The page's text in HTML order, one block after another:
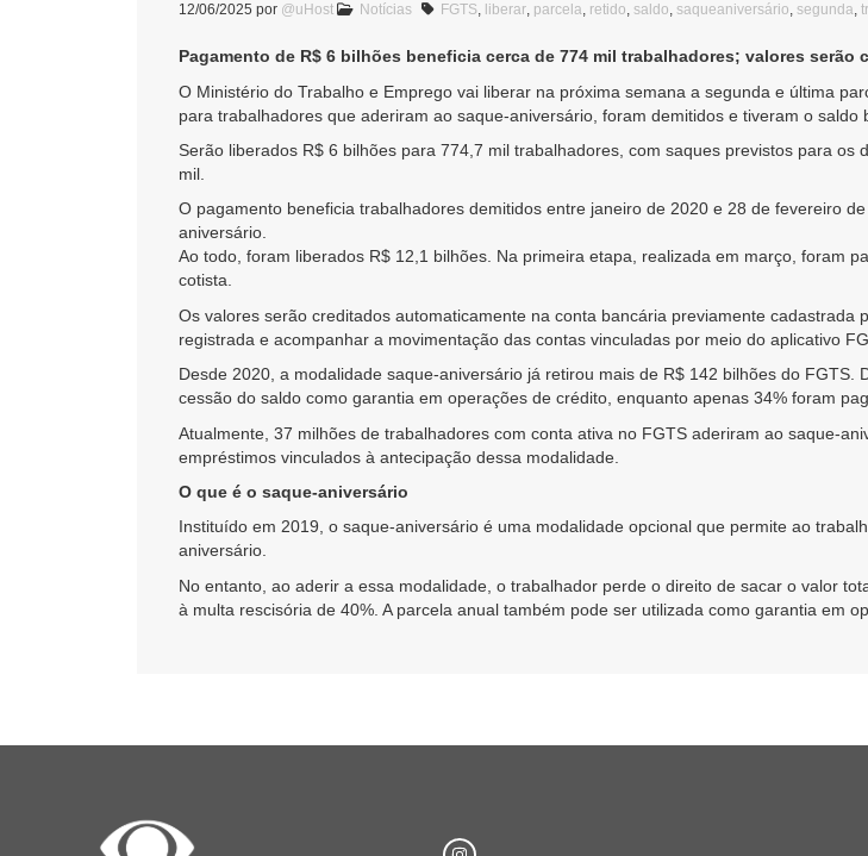
12/06/2025 por @uHost Notícias FGTS, liberar, parcela, retido, saldo, saqueaniversário, segunda,
Pagamento de R$ 6 bilhões beneficia cerca de 774 mil trabalhadores; valores serão
O Ministério do Trabalho e Emprego vai liberar na próxima semana a segunda e última
para trabalhadores que aderiram ao saque-aniversário, foram demitidos e tiveram o saldo
Serão liberados R$ 6 bilhões para 774,7 mil trabalhadores, com saques previstos para
mil.
O pagamento beneficia trabalhadores demitidos entre janeiro de 2020 e 28 de fevereiro
aniversário.
Ao todo, foram liberados R$ 12,1 bilhões. Na primeira etapa, realizada em março, foram
cotista.
Os valores serão creditados automaticamente na conta bancária previamente
registrada e acompanhar a movimentação das contas vinculadas por meio do aplicativo
Desde 2020, a modalidade saque-aniversário já retirou mais de R$ 142 bilhões do
cessão do saldo como garantia em operações de crédito, enquanto apenas 34% foram
Atualmente, 37 milhões de trabalhadores com conta ativa no FGTS aderiram ao saque-
empréstimos vinculados à antecipação dessa modalidade.
O que é o saque-aniversário
Instituído em 2019, o saque-aniversário é uma modalidade opcional que permite ao
aniversário.
No entanto, ao aderir a essa modalidade, o trabalhador perde o direito de sacar o valor
à multa rescisória de 40%. A parcela anual também pode ser utilizada como garantia em